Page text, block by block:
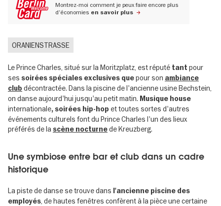
Montrez-moi comment je peux faire encore plus
d'économies en savoir plus
ORANIENSTRASSE
Le Prince Charles, situé sur la Moritzplatz, est réputé tant pour
ses soirées spéciales exclusives quepour son ambiance
club décontractée. Dans la piscine de l'ancienne usine Bechstein,
on danse aujourd'hui jusqu'au petit matin. Musique house
internationale, soirées hip-hop et toutes sortes d'autres
événements culturels font du Prince Charles l'un des lieux
préférés de la scène nocturnede Kreuzberg.
Une symbiose entre bar et club dans un cadre
historique
La piste de danse se trouve dans l'ancienne piscine des
employés , de hautes fenêtres confèrent à la pièce une certaine